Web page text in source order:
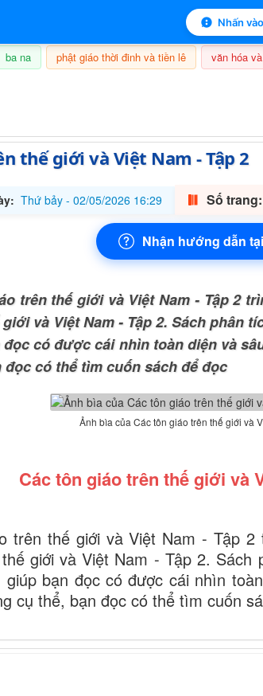
Nhấn
ba na phật giáo thời đinh và tiền lê văn hóa
thế giới và Việt Nam - Tập 2
Thứ bảy - 02/05/2026 16:29 Số trang:
Nhận hướng dẫn
trên thế giới và Việt Nam - Tập 2
và Việt Nam - Tập 2. Sách phân
đọc có được cái nhìn toàn diện và
có thể tìm cuốn sách để đọc
Ảnh bìa của Các tôn giáo trên thế giới và
Các tôn giáo trên thế giới và
trên thế giới và Việt Nam - Tập
giới và Việt Nam - Tập 2.
bạn đọc có được cái nhìn
cụ thể, bạn đọc có thể tìm cuốn